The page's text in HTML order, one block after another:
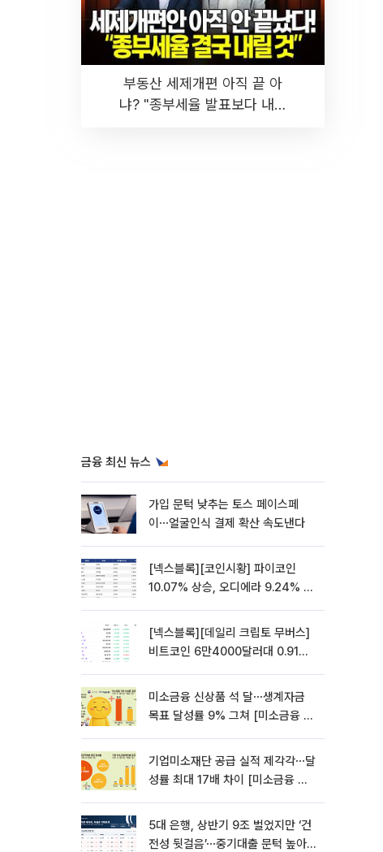
부동산 세제개편 아직 끝 아
냐? "종부세율 발표보다 내릴
금융 최신 뉴스
가입 문턱 낮추는 토스 페이스페
이⋯얼굴인식 결제 확산 속도낸다
[넥스블록][코인시황] 파이코인
10.07% 상승, 오디에라 9.24% 하
[넥스블록][데일리 크립토 무버스]
비트코인 6만4000달러대 0.91%
미소금융 신상품 석 달⋯생계자금
목표 달성률 9% 그쳐 [미소금융 첫
기업미소재단 공급 실적 제각각⋯달
성률 최대 17배 차이 [미소금융 첫
5대 은행, 상반기 9조 벌었지만 ‘건
전성 뒷걸음’⋯중기대출 문턱 높아